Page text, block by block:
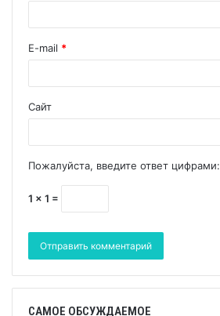
E-mail *
Сайт
Пожалуйста, введите ответ цифрами:
1 × 1 =
САМОЕ ОБСУЖДАЕМОЕ